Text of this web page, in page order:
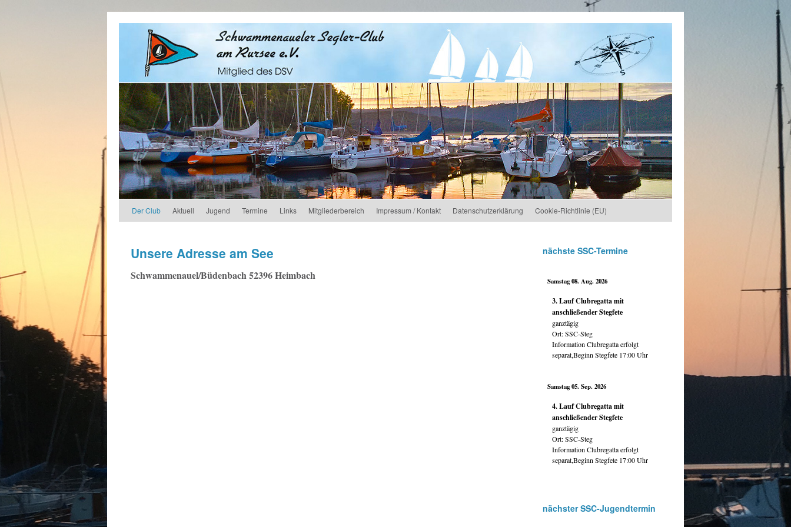
Der Club Aktuell Jugend Termine Links Mitgliederbereich Impressum / Kontakt Datenschutzerklärung Cookie-Richtlinie (EU)
Unsere Adresse am See
Schwammenauel/Büdenbach 52396 Heimbach
nächste SSC-Termine
Samstag 08. Aug. 2026
3. Lauf Clubregatta mit
anschließender Stegfete
ganztägig
Ort:SSC-Steg
Information Clubregatta erfolgt
separat,Beginn Stegfete 17:00 Uhr
Samstag 05. Sep. 2026
4. Lauf Clubregatta mit
anschließender Stegfete
ganztägig
Ort:SSC-Steg
Information Clubregatta erfolgt
separat,Beginn Stegfete 17:00 Uhr
nächster SSC-Jugendtermin